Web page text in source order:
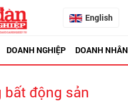
English
DOANH NGHIỆP DOANH NHÂN
động sản